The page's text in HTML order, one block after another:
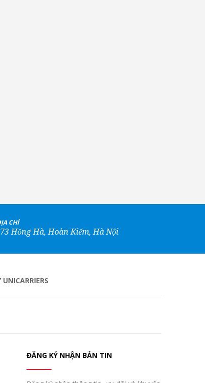
CHỈ
Hồng Hà, Hoàn Kiếm, Hà Nội
ĐĂNG KÝ NHẬN BẢN TIN